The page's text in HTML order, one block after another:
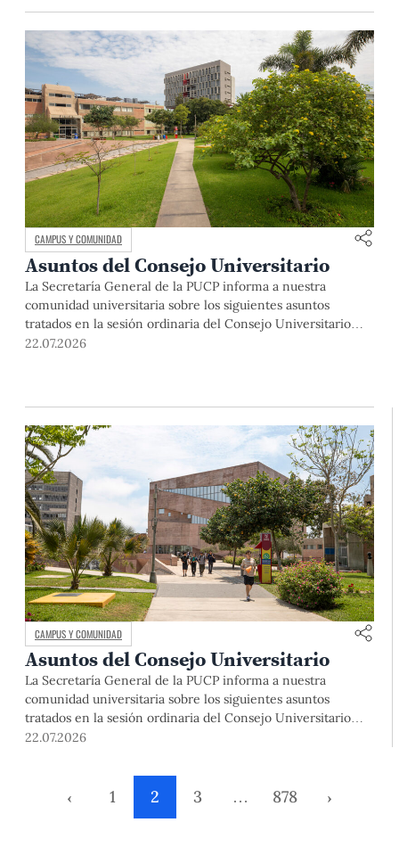
CAMPUS Y COMUNIDAD
Asuntos del Consejo Universitario
La Secretaría General de la PUCP informa a nuestra
comunidad universitaria sobre los siguientes asuntos
tratados en la sesión ordinaria del Consejo Universitario
que se realizó el día miércoles 13 de mayo. El Dr. Julio del
22.07.2026
CAMPUS Y COMUNIDAD
Asuntos del Consejo Universitario
La Secretaría General de la PUCP informa a nuestra
comunidad universitaria sobre los siguientes asuntos
tratados en la sesión ordinaria del Consejo Universitario
que se realizó el día miércoles 22 de abril de 2026: La
Julio del Valle, a los miembros del Consejo […]
22.07.2026
‹ 1 2 3 … 878 ›